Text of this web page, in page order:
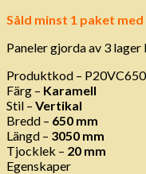
Såld minst 1 paket
Paneler gjorda av 3 lager
Produktkod –
Färg – Karamell
Stil – Vertikal
Bredd – 650 mm
Längd – 3050 mm
Tjocklek – 20 mm
Egenskaper